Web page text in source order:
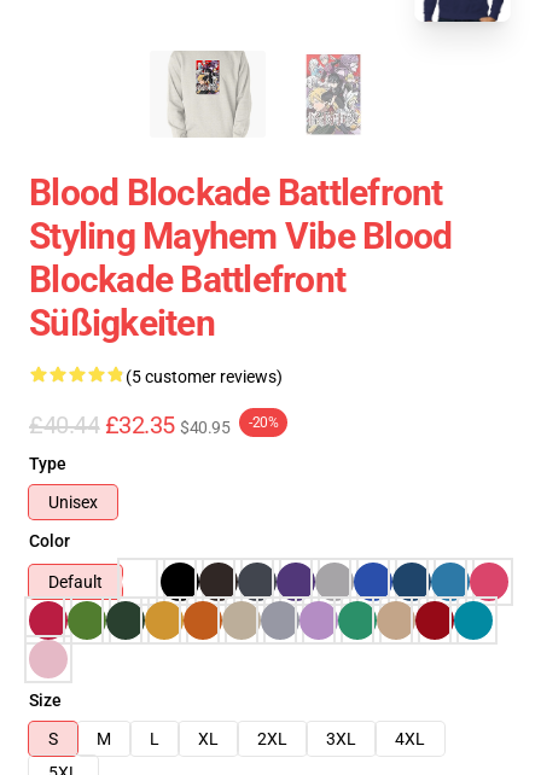
Blood Blockade Battlefront
Styling Mayhem Vibe Blood
Blockade Battlefront
Süßigkeiten
(5 customer reviews)
£40.44 £32.35 $40.95 -20%
Type
Unisex
Color
Default
Size
S
M L XL 2XL 3XL
4XL